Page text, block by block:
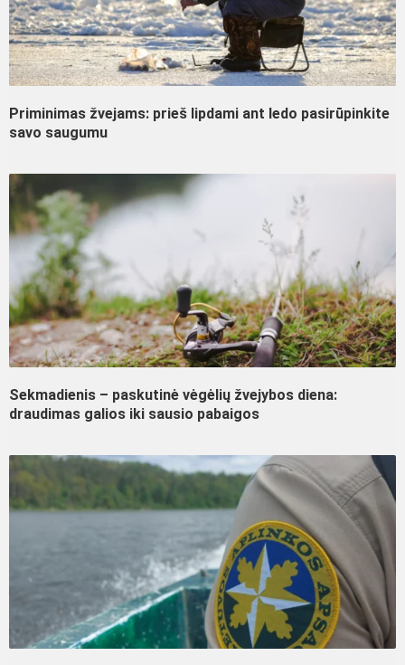
Priminimas žvejams: prieš lipdami ant ledo pasirūpinkite
savo saugumu
Sekmadienis – paskutinė vėgėlių žvejybos diena:
draudimas galios iki sausio pabaigos